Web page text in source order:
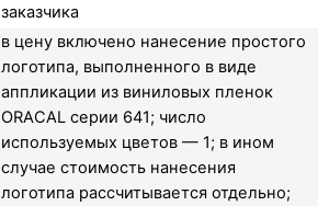
заказчика
в цену включено нанесение простого
логотипа, выполненного в виде
аппликации из виниловых пленок
ORACAL серии 641; число
используемых цветов — 1; в ином
случае стоимость нанесения
логотипа рассчитывается отдельно;